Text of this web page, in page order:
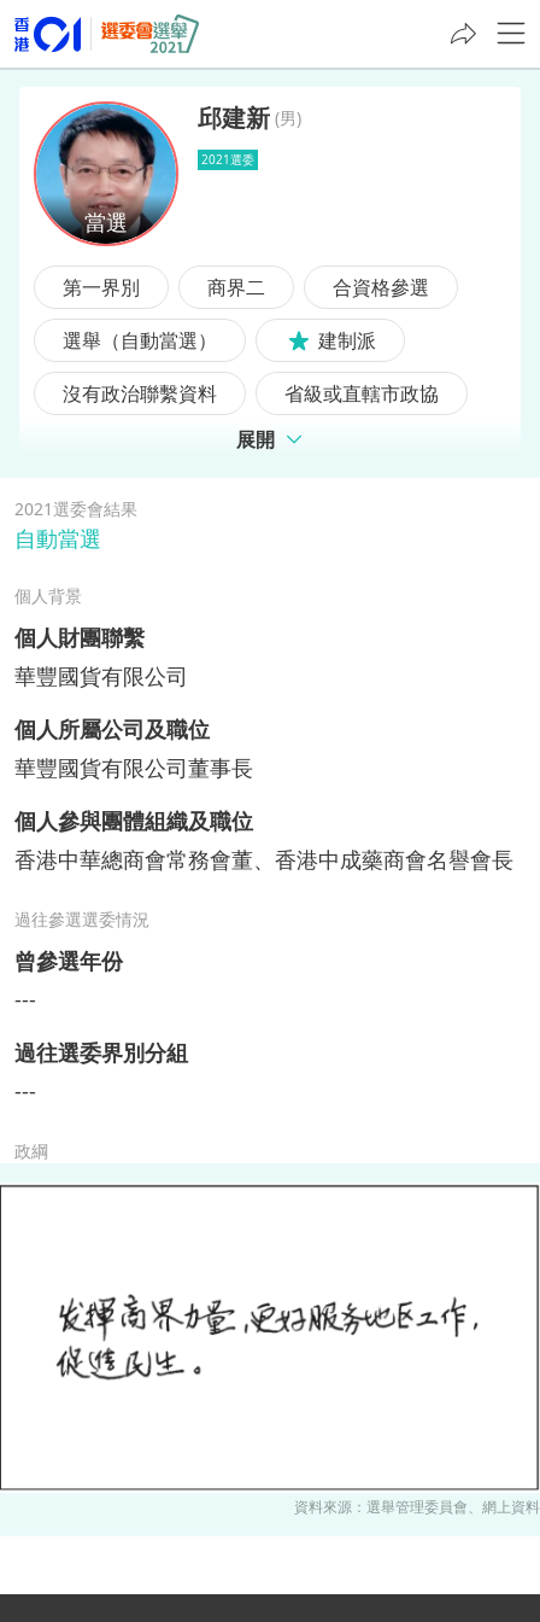
邱建新
邱建新 (男)
2021選委
第一界別 商界二
合資格參選
選舉（自動當選）
建制派
沒有政治聯繫資料
省級或直轄市政協
展開
2021選委會結果
自動當選
個人背景
個人財團聯繫
華豐國貨有限公司
個人所屬公司及職位
華豐國貨有限公司董事長
個人參與團體組織及職位
香港中華總商會常務會董、香港中成藥商會名譽會長
過往參選選委情況
曾參選年份
---
過往選委界別分組
---
政綱
資料來源：選舉管理委員會、網上資料